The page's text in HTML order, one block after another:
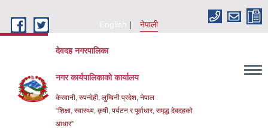
English
नेपाली
देवदह नगरपालिका
नगर कार्यपालिकाको कार्यालय
केरवानी, रुपन्देही, लुम्बिनी प्रदेश, नेपाल
“शिक्षा, स्वास्थ्य, कृषी, पर्यटन र पूर्वाधार, समृद्ध देवदहको
आधार”